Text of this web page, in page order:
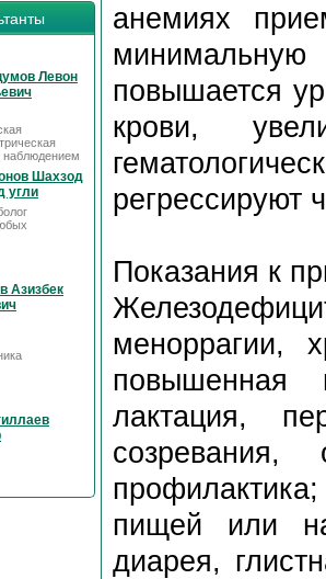
Левон
наблюдением
Шахзод
угли
Азизбек
анемиях
повышается
крови,
регрессируют
Показания к
меноррагии,
повышенная
лактация,
пищей или
диарея,